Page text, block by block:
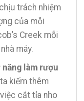
trách nhiệm
của mỗi
Creek mỗi
máy.
năng làm rượu
kiếm thêm
cắt tỉa nho